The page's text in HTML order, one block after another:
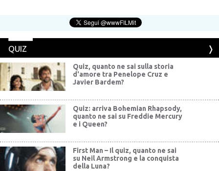
QUIZ
Quiz, quanto ne sai sulla storia
d'amore tra Penelope Cruz e
Javier Bardem?
Quiz: arriva Bohemian Rhapsody,
quanto ne sai su Freddie Mercury
e i Queen?
First Man – Il quiz, quanto ne sai
su Neil Armstrong e la conquista
della Luna?